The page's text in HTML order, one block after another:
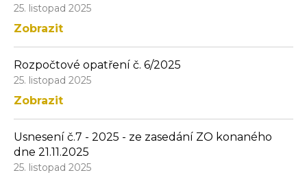
25. listopad 2025
Zobrazit
Rozpočtové opatření č. 6/2025
25. listopad 2025
Zobrazit
Usnesení č.7 - 2025 - ze zasedání ZO konaného
dne 21.11.2025
25. listopad 2025